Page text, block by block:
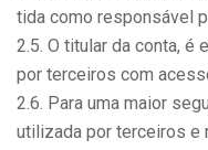
tida como responsável
2.5. O titular da conta,
por terceiros com
2.6. Para uma maior
utilizada por terceiros e